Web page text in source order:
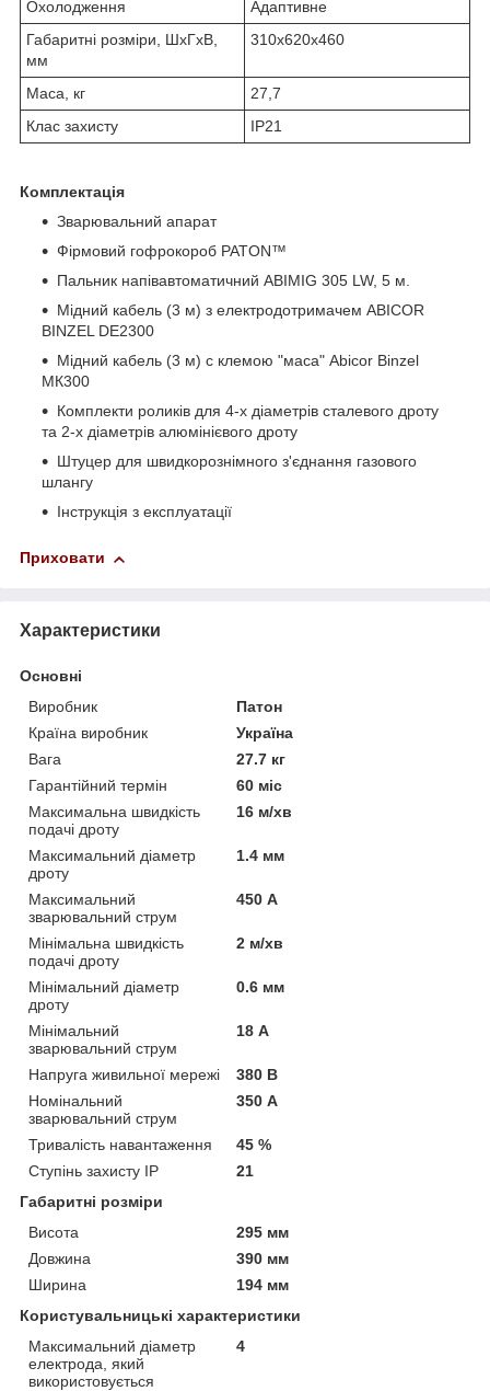
Охолодження
Адаптивне
Габаритні розміри, ШxГxВ,
мм
310х620х460
Маса, кг
27,7
Клас захисту
IP21
Комплектація
Зварювальний апарат
Фірмовий гофрокороб PATON™
Пальник напівавтоматичний ABIMIG 305 LW, 5 м.
Мідний кабель (3 м) з електродотримачем ABICOR
BINZEL DE2300
Мідний кабель (3 м) с клемою "маса" Abicor Binzel
МК300
Комплекти роликів для 4-х діаметрів сталевого дроту
та 2-х діаметрів алюмінієвого дроту
Штуцер для швидкорознімного з'єднання газового
шлангу
Інструкція з експлуатації
Приховати
Характеристики
Основні
Виробник
Патон
Країна виробник
Україна
Вага
27.7 кг
Гарантійний термін
60 міс
Максимальна швидкість
подачі дроту
16 м/хв
Максимальний діаметр
дроту
1.4 мм
Максимальний
зварювальний струм
450 А
Мінімальна швидкість
подачі дроту
2 м/хв
Мінімальний діаметр
дроту
0.6 мм
Мінімальний
зварювальний струм
18 А
Напруга живильної мережі
380 В
Номінальний
зварювальний струм
350 А
Тривалість навантаження
45 %
Ступінь захисту IP
21
Габаритні розміри
Висота
295 мм
Довжина
390 мм
Ширина
194 мм
Користувальницькі характеристики
Максимальний діаметр
електрода, який
використовується
4